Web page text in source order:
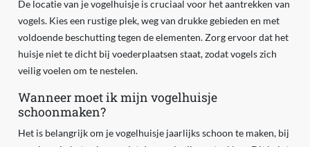
De locatie van je vogelhuisje is cruciaal voor het aantrekken van
vogels. Kies een rustige plek, weg van drukke gebieden en met
voldoende beschutting tegen de elementen. Zorg ervoor dat het
huisje niet te dicht bij voederplaatsen staat, zodat vogels zich
veilig voelen om te nestelen.
Wanneer moet ik mijn vogelhuisje
schoonmaken?
Het is belangrijk om je vogelhuisje jaarlijks schoon te maken, bij